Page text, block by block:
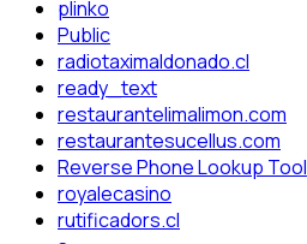
plinko
Public
radiotaximaldonado.cl
ready_text
restaurantelimalimon.com
restaurantesucellus.com
Reverse Phone Lookup Tool
royalecasino
rutificadors.cl